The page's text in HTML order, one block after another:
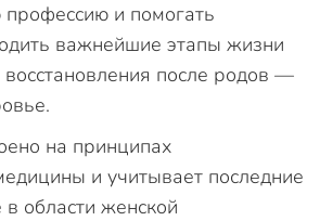
профессию и помогать
важнейшие этапы жизни
после родов —
на принципах
и учитывает последние
области женской